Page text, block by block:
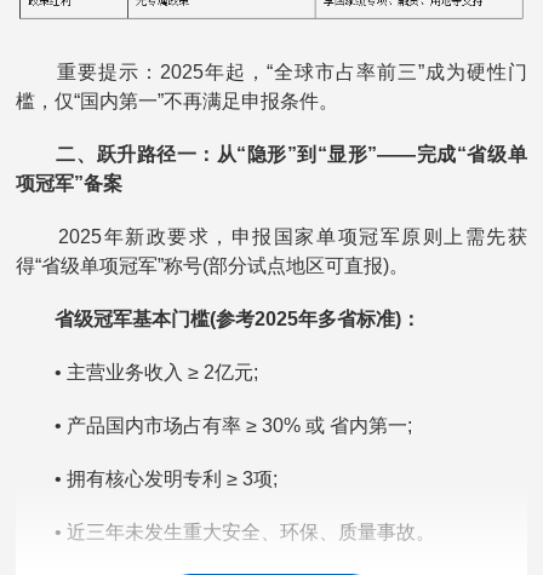
重要提示：2025年起，“全球市占率前三”成为硬性门
槛，仅“国内第一”不再满足申报条件。
二、跃升路径一：从“隐形”到“显形”——完成“省级单
项冠军”备案
2025年新政要求，申报国家单项冠军原则上需先获
得“省级单项冠军”称号(部分试点地区可直报)。
省级冠军基本门槛(参考2025年多省标准)：
• 主营业务收入 ≥ 2亿元;
• 产品国内市场占有率 ≥ 30% 或 省内第一;
• 拥有核心发明专利 ≥ 3项;
• 近三年未发生重大安全、环保、质量事故。